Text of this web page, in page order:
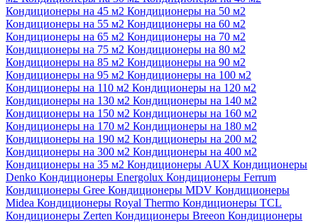
Кондиционеры на 45 м2 Кондиционеры на 50 м2
Кондиционеры на 55 м2 Кондиционеры на 60 м2
Кондиционеры на 65 м2 Кондиционеры на 70 м2
Кондиционеры на 75 м2 Кондиционеры на 80 м2
Кондиционеры на 85 м2 Кондиционеры на 90 м2
Кондиционеры на 95 м2 Кондиционеры на 100 м2
Кондиционеры на 110 м2 Кондиционеры на 120 м2
Кондиционеры на 130 м2 Кондиционеры на 140 м2
Кондиционеры на 150 м2 Кондиционеры на 160 м2
Кондиционеры на 170 м2 Кондиционеры на 180 м2
Кондиционеры на 190 м2 Кондиционеры на 200 м2
Кондиционеры на 300 м2 Кондиционеры на 400 м2
Кондиционеры на 35 м2 Кондиционеры AUX Кондиционеры
Denko Кондиционеры Energolux Кондиционеры Ferrum
Кондиционеры Gree Кондиционеры MDV Кондиционеры
Midea Кондиционеры Royal Thermo Кондиционеры TCL
Кондиционеры Zerten Кондиционеры Breeon Кондиционеры